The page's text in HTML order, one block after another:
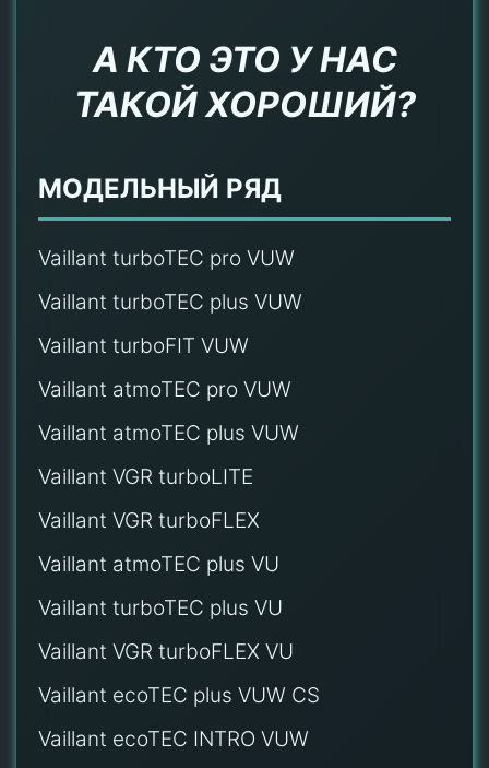
А КТО ЭТО У НАС
ТАКОЙ ХОРОШИЙ?
МОДЕЛЬНЫЙ РЯД
Vaillant turboTEC pro VUW
Vaillant turboTEC plus VUW
Vaillant turboFIT VUW
Vaillant atmoTEC pro VUW
Vaillant atmoTEC plus VUW
Vaillant VGR turboLITE
Vaillant VGR turboFLEX
Vaillant atmoTEC plus VU
Vaillant turboTEC plus VU
Vaillant VGR turboFLEX VU
Vaillant ecoTEC plus VUW CS
Vaillant ecoTEC INTRO VUW